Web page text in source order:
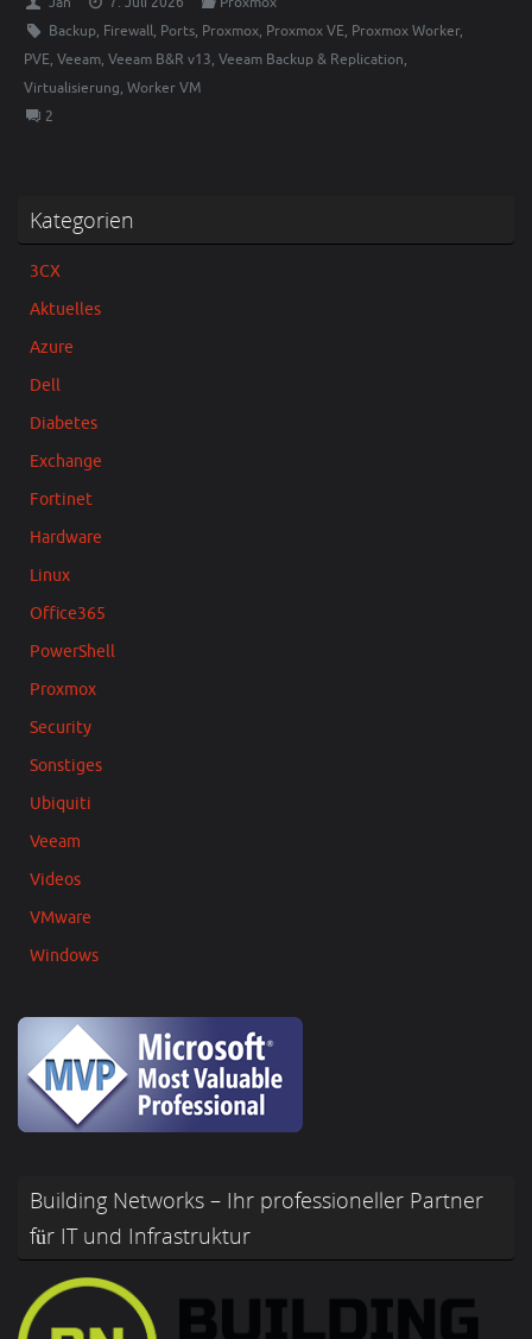
Backup, Firewall, Ports, Proxmox, Proxmox VE, Proxmox Worker,
PVE, Veeam, Veeam B&R v13, Veeam Backup & Replication,
Virtualisierung, Worker VM
2
Kategorien
3CX
Aktuelles
Azure
Dell
Diabetes
Exchange
Fortinet
Hardware
Linux
Office365
PowerShell
Proxmox
Security
Sonstiges
Ubiquiti
Veeam
Videos
VMware
Windows
Building Networks – Ihr professioneller Partner
für IT und Infrastruktur